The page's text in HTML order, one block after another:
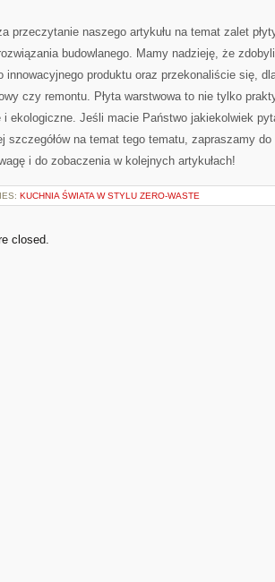
przeczytanie⁤ naszego ‌artykułu na‍ temat ‌zalet
budowlanego. Mamy nadzieję, ⁢że
​innowacyjnego⁢ produktu oraz przekonaliście się,⁤
⁢czy ​remontu. Płyta warstwowa to nie ​tylko
i ekologiczne. Jeśli macie ⁣Państwo jakiekolwiek‍
szczegółów‌ na⁤ temat tego tematu, zapraszamy
i do zobaczenia‍ w kolejnych artykułach!
KUCHNIA ŚWIATA W STYLU ZERO-WASTE
closed.